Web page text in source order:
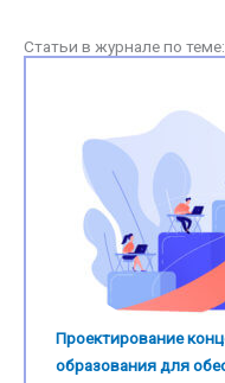
Статьи в журнале по
Проектирование
образования для